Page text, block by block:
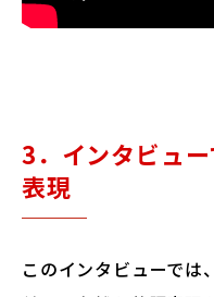
3．インタビュ
表現
このインタビューでは